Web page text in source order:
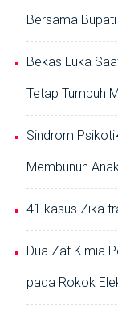
Bersama
Bekas Luka
Tetap Tumbuh
Sindrom
Membunuh
41 kasus Zika
Dua Zat Kimia
pada Rokok